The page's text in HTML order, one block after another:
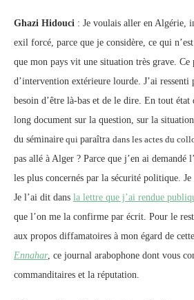
Ghazi Hidouci : Je voulais aller en Algérie,
exil forcé, parce que je considère, ce qui
que mon pays vit une situation très grave. Ce
d’intervention extérieure lourde. J’ai
besoin d’être là-bas et de le dire. En tout état
long document sur la question, sur la
du séminaire qui paraîtra dans les actes du
pas allé à Alger ? Parce que j’en ai demandé
les plus concernés par la sécurité politique. Je
Je l’ai dit dans la lettre que j’ai rendue
que l’on me la confirme par écrit. Pour le
aux propos diffamatoires à mon égard de
Ennahar, ce journal arabophone dont vous
commanditaires et la réputation.